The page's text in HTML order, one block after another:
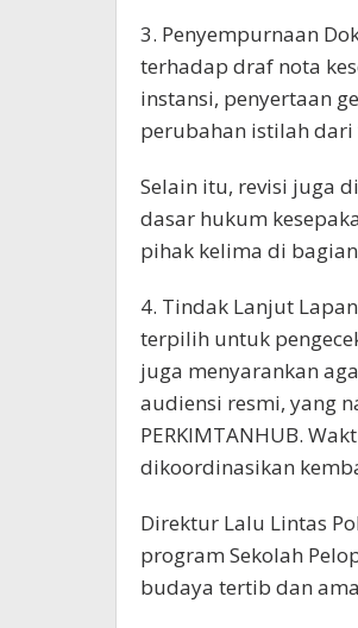
3. Penyempurnaan
terhadap draf nota
instansi, penyertaan
perubahan istilah dari
Selain itu, revisi juga
dasar hukum
pihak kelima di
4. Tindak Lanjut
terpilih untuk
juga menyarankan
audiensi resmi, yang
PERKIMTANHUB.
dikoordinasikan
Direktur Lalu Lintas
program Sekolah
budaya tertib dan